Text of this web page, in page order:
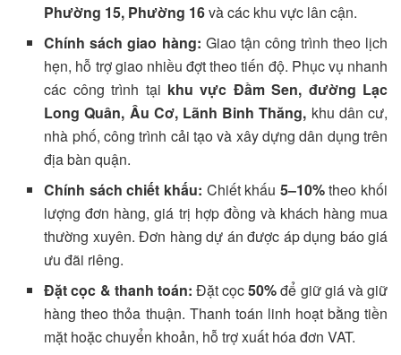
Phường 15, Phường 16và các khu vực lân cận.
Chính sách giao hàng: Giao tận công trình theo lịch
hẹn, hỗ trợ giao nhiều đợt theo tiến độ. Phục vụ nhanh
các công trình tại khu vực Đầm Sen, đường Lạc
Long Quân, Âu Cơ, Lãnh Binh Thăng, khu dân cư,
nhà phố, công trình cải tạo và xây dựng dân dụng trên
địa bàn quận.
Chính sách chiết khấu: Chiết khấu 5–10%theo khối
lượng đơn hàng, giá trị hợp đồng và khách hàng mua
thường xuyên. Đơn hàng dự án được áp dụng báo giá
ưu đãi riêng.
Đặt cọc & thanh toán: Đặt cọc50%để giữ giá và giữ
hàng theo thỏa thuận. Thanh toán linh hoạt bằng tiền
mặt hoặc chuyển khoản, hỗ trợ xuất hóa đơn VAT.